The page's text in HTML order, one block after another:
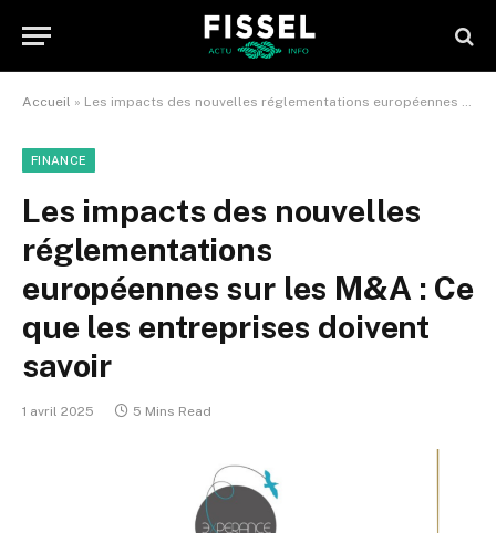
Accueil » Les impacts des nouvelles réglementations européennes sur les M&A : Ce que les entreprises doivent savoir
FINANCE
Les impacts des nouvelles
réglementations
européennes sur les M&A : Ce
que les entreprises doivent
savoir
1 avril 2025 5 Mins Read